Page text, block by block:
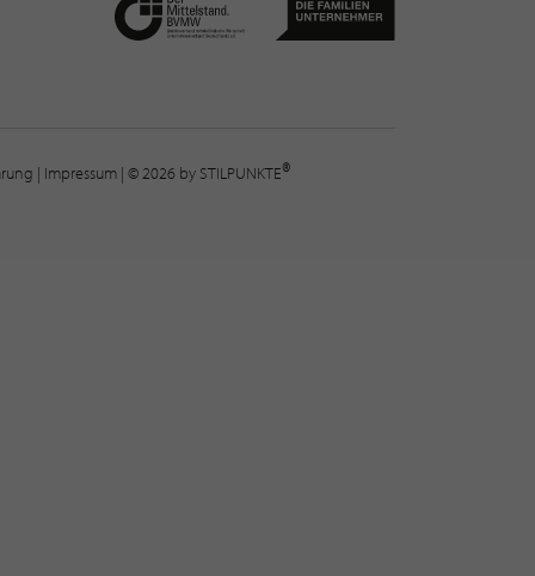
| Impressum | © 2026 by STILPUNKTE®